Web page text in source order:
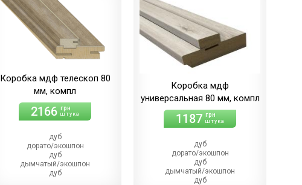
Коробка мдф телескоп 80
мм, компл
2166 грн
штука
дуб
дорато/экошпон
дуб
дымчатый/экошпон
дуб
Коробка мдф
универсальная 80 мм, компл
1187 грн
штука
дуб
дорато/экошпон
дуб
дымчатый/экошпон
дуб